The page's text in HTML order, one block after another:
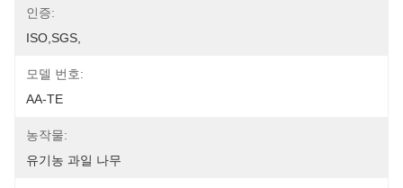
인증:
ISO,SGS,
모델 번호:
AA-TE
농작물:
유기농 과일 나무